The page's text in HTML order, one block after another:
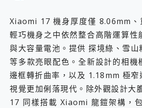
Xiaomi 17 機身厚度僅 8.06mm
輕巧機身之中依然整合高階運算性
與大容量電池。提供 探境綠、雪
等多款亮眼配色。全新設計的相機
邊框轉折曲率，以及 1.18mm 極窄
視覺更加俐落現代。除外觀設計大
17 同樣搭載 Xiaomi 龍鎧架構，